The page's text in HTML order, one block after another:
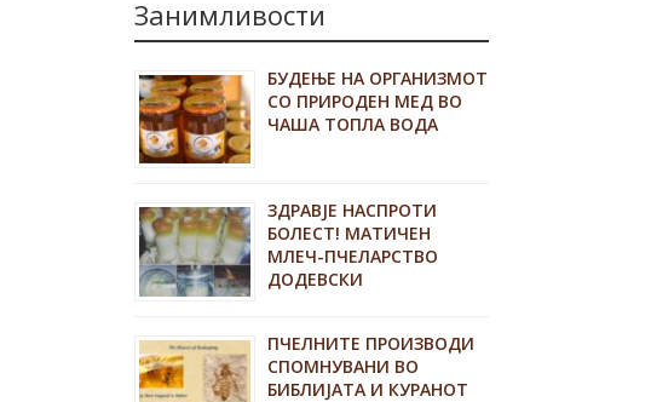
Занимливости
БУДЕЊЕ НА ОРГАНИЗМОТ
СО ПРИРОДЕН МЕД ВО
ЧАША ТОПЛА ВОДА
ЗДРАВЈЕ НАСПРОТИ
БОЛЕСТ! МАТИЧЕН
МЛЕЧ-ПЧЕЛАРСТВО
ДОДЕВСКИ
ПЧЕЛНИТЕ ПРОИЗВОДИ
СПОМНУВАНИ ВО
БИБЛИЈАТА И КУРАНОТ